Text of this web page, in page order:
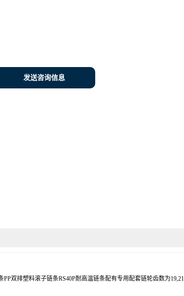
发送咨询信息
排塑料滚子链条RS40P耐高温链条配有专用配套链轮齿数为